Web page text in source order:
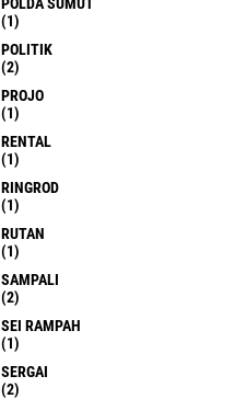
(1)
POLITIK
(2)
PROJO
(1)
RENTAL
(1)
RINGROD
(1)
RUTAN
(1)
SAMPALI
(2)
SEI RAMPAH
(1)
SERGAI
(2)